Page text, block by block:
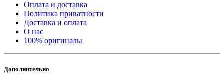
Оплата и доставка
Политика приватности
Доставка и оплата
О нас
100% оригиналы
Дополнительно